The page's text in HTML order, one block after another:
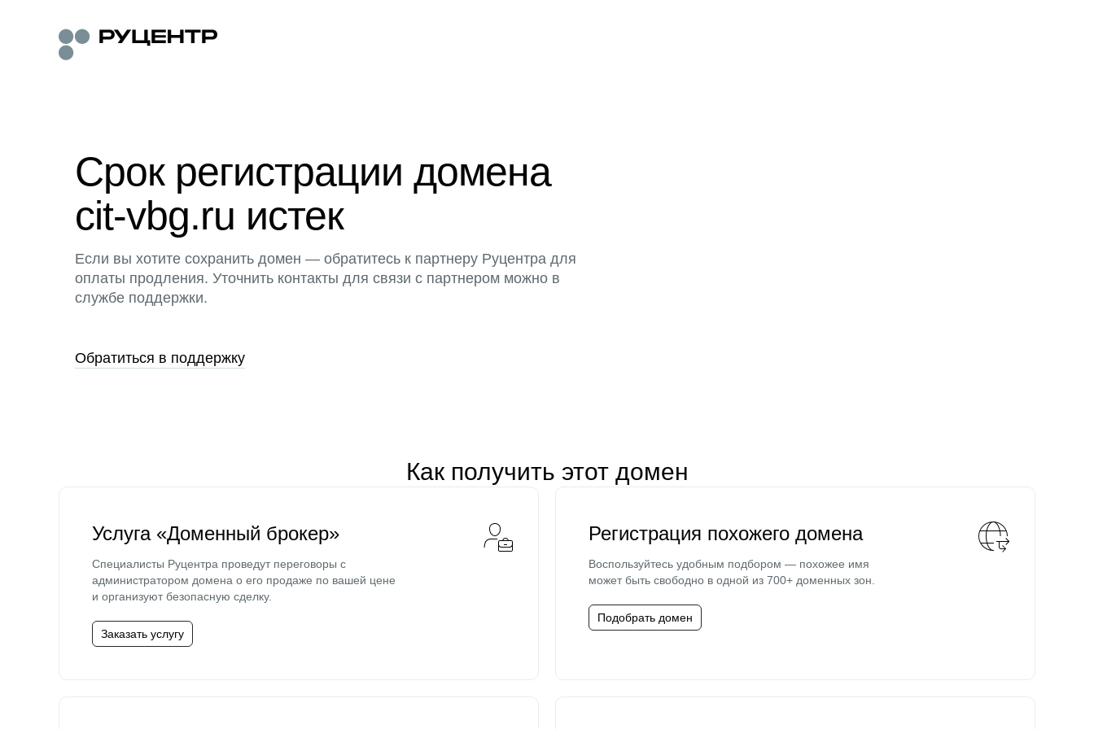
Срок регистрации домена
cit-vbg.ru истек
Если вы хотите сохранить домен — обратитесь к партнеру Руцентра для
оплаты продления. Уточнить контакты для связи с партнером можно в
службе поддержки.
Обратиться в поддержку
Как получить этот домен
Услуга «Доменный брокер»
Специалисты Руцентра проведут переговоры с
администратором домена о его продаже по вашей цене
и организуют безопасную сделку.
Заказать услугу
Регистрация похожего домена
Воспользуйтесь удобным подбором — похожее имя
может быть свободно в одной из 700+ доменных зон.
Подобрать домен